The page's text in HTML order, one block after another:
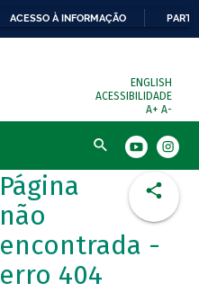
ACESSO À INFORMAÇÃO
ENGLISH
ACESSIBILIDADE
A+ A-
Busca
Página
não
encontrada -
erro 404